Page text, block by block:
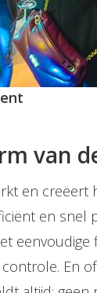
van
en
en snel
En